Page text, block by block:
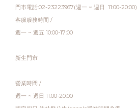
門市電話:02-23223967(週一 ~ 週日 11:00-20:00)
客服服務時間 /
週一 ~ 週五 10:00-17:00
新生門市
營業時間 /
週一 ~ 週日 11:00-20:00